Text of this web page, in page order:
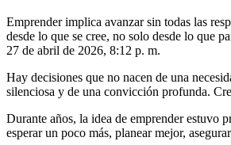
Emprender implica avanzar sin todas las
desde lo que se cree, no solo desde lo que
27 de abril de 2026, 8:12 p. m.
Hay decisiones que no nacen de una
silenciosa y de una convicción profunda.
Durante años, la idea de emprender estuvo
esperar un poco más, planear mejor,